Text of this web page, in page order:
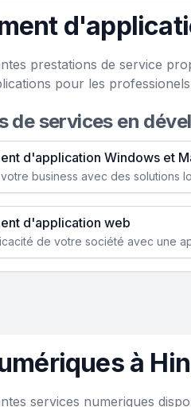
prestations de service
pour les
de services en
d'application Windows et
d'application web
à
services numeriques